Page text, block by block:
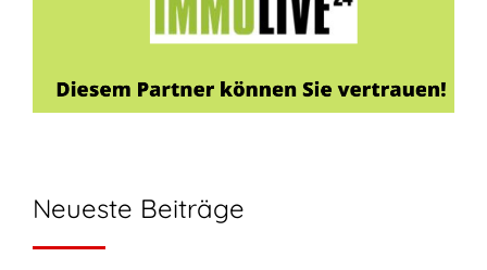
Neueste Beiträge